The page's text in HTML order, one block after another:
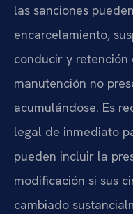
las sanciones
encarcelamiento,
conducir y
manutención no
acumulándose. Es
legal de inmediato
pueden incluir la
modificación si sus
cambiado